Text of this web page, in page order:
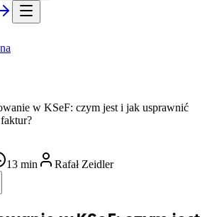
w KSeF: czym jest i jak usprawnić
13 min Rafał Zeidler